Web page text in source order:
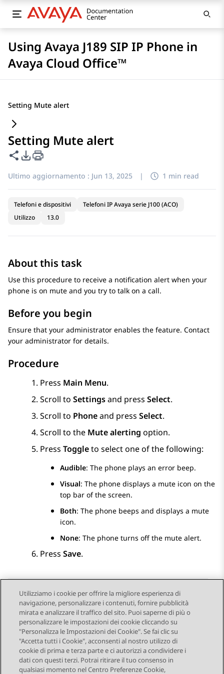
Using Avaya J189 SIP IP Phone in
Avaya Cloud Office™
Setting Mute alert
Setting Mute alert
Condividi questa pagina
Opzioni di esportazione PDF
Ultimo aggiornamento : Jun 13, 2025 | 1 min read
Telefoni e dispositivi
Telefoni IP Avaya serie J100 (ACO)
Utilizzo
13.0
About this task
Use this procedure to receive a notification alert when your
phone is on mute and you try to talk on a call.
Before you begin
Ensure that your administrator enables the feature. Contact
your administrator for details.
Procedure
Press Main Menu.
Scroll to Settingsand press Select.
Scroll to Phoneand press Select.
Scroll to the Mute alerting option.
Press Toggleto select one of the following:
Audible: The phone plays an error beep.
Visual: The phone displays a mute icon on the
top bar of the screen.
Both: The phone beeps and displays a mute
icon.
None: The phone turns off the mute alert.
Press Save.
Send Feedback
Navigazione argomento
Argomento precedente Argomento successivo
Utilizziamo i cookie per offrire la migliore esperienza di
navigazione, personalizzare i contenuti, fornire pubblicità
mirata e analizzare il traffico del sito. Puoi saperne di più o
personalizzare le impostazioni dei cookie cliccando su
"Personalizza le Impostazioni dei Cookie". Se fai clic su
"Accetta tutti i Cookie", acconsenti al nostro utilizzo di
cookie di prima e terza parte e ci autorizzi a condividere i
dati con questi terzi. Potrai ritirare il tuo consenso in
qualsiasi momento nel Centro Preferenze Cookie,